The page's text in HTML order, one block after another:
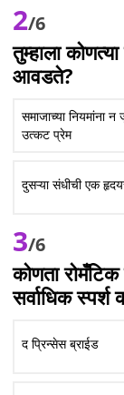
2/6
तुम्हाला
आवडते?
समाजाच्या नियमांना न
उत्कट प्रेम
दुसऱ्या संधीची एक
3/6
कोणता
सर्वाधिक स्पर्श
द प्रिन्सेस ब्राईड